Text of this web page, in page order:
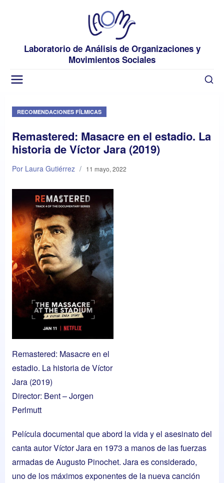
Laboratorio de Análisis de Organizaciones y
Movimientos Sociales
RECOMENDACIONES FÍLMICAS
Remastered: Masacre en el estadio. La
historia de Víctor Jara (2019)
Por Laura Gutiérrez / 11 mayo, 2022
Remastered: Masacre en el
estadio. La historia de Víctor
Jara (2019)
Director: Bent – Jorgen
Perlmutt
Película documental que abord la vida y el asesinato del
canta autor Víctor Jara en 1973 a manos de las fuerzas
armadas de Augusto Pinochet. Jara es considerado,
uno de los máximos exponentes de la nueva canción